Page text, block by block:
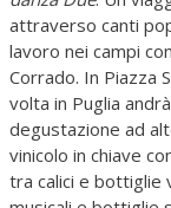
attraverso canti
lavoro nei campi
Corrado. In Piazza
volta in Puglia
degustazione ad
vinicolo in chiave
tra calici e bottiglie